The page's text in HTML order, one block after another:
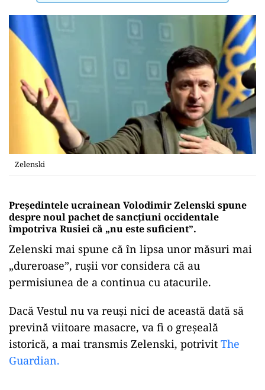
Zelenski
Președintele ucrainean Volodimir Zelenski spune
despre noul pachet de sancțiuni occidentale
împotriva Rusiei că „nu este suficient”.
Zelenski mai spune că în lipsa unor măsuri mai
„dureroase”, rușii vor considera că au
permisiunea de a continua cu atacurile.
Dacă Vestul nu va reuși nici de această dată să
prevină viitoare masacre, va fi o greșeală
istorică, a mai transmis Zelenski, potrivit The
Guardian.